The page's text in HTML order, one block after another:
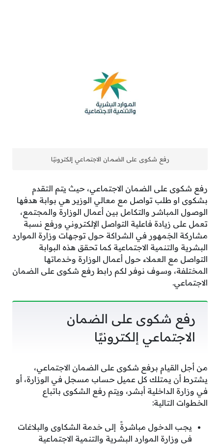
رفع شكوى على الضمان الاجتماعي إلكترونيًا
رفع شكوى على الضمان الاجتماعي، حيث يتم التقدم
بشكوى او طلب تواصل مع معالي الوزير هي بوابة هدفها
الوصول المباشر والتكامل بين أعمال الوزارة والمجتمع،
تعمل على زيادة فاعلية التواصل الإلكتروني ورفع نسبة
مشاركة الجَمهور في الشراكة حول توجهات وزارة الموارد
البشرية والتنمية الاجتماعية كما تحقق هذه البوابة
التواصل مع العملاء حول أعمال الوزارة وخدماتها
المختلفة، وسوف نوفر لكم رابط رفع شكوى على الضمان
الاجتماعي.
رفع شكوى على الضمان
الاجتماعي إلكترونيًا
من أجل القيام برفع شكوى على الضمان الاجتماعي،
يشترط أن يمتلك كل عميل حساب مسجل في الوزارة، أو
في وزارة الداخلية أبشر، ويتم رفع الشكوى باتباع
الخطوات التالية:
يجب الدخول مباشرةً إلى خدمة الشكاوى والبلاغات
في وزارة الموارد البشرية والتنمية الاجتماعية